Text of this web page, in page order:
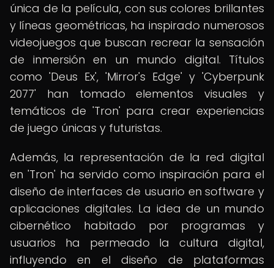
única de la película, con sus colores brillantes
y líneas geométricas, ha inspirado numerosos
videojuegos que buscan recrear la sensación
de inmersión en un mundo digital. Títulos
como 'Deus Ex', 'Mirror's Edge' y 'Cyberpunk
2077' han tomado elementos visuales y
temáticos de 'Tron' para crear experiencias
de juego únicas y futuristas.
Además, la representación de la red digital
en 'Tron' ha servido como inspiración para el
diseño de interfaces de usuario en software y
aplicaciones digitales. La idea de un mundo
cibernético habitado por programas y
usuarios ha permeado la cultura digital,
influyendo en el diseño de plataformas